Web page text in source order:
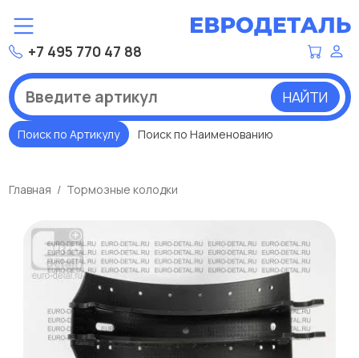
+7 495 770 47 88
НАЙТИ
Поиск по Артикулу Поиск по Наименованию
Главная Тормозные колодки